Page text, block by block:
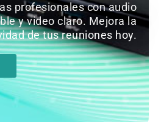
profesionales con audio
y video claro. Mejora la
de tus reuniones hoy.